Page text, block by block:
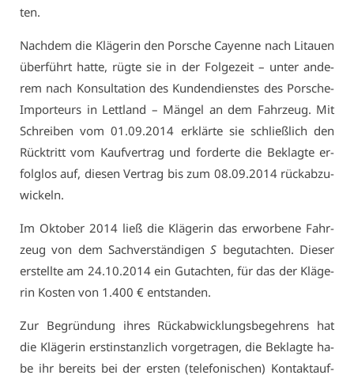
ten.
Nach­dem die Klä­ge­rin den Por­sche Ca­yenne nach Li­tau­en
über­führt hat­te, rüg­te sie in der Fol­ge­zeit – un­ter an­de­
rem nach Kon­sul­ta­ti­on des Kun­den­diens­tes des Por­sche-
Im­por­teurs in Lett­land – Män­gel an dem Fahr­zeug. Mit
Schrei­ben vom 01.09.2014 er­klär­te sie schließ­lich den
Rück­tritt vom Kauf­ver­trag und for­der­te die Be­klag­te er­
folg­los auf, die­sen Ver­trag bis zum 08.09.2014 rück­ab­zu­
wi­ckeln.
Im Ok­to­ber 2014 ließ die Klä­ge­rin das er­wor­be­ne Fahr­
zeug von dem Sach­ver­stän­di­genS be­gut­ach­ten. Die­ser
er­stell­te am 24.10.2014 ein Gut­ach­ten, für das der Klä­ge­
rin Kos­ten von 1.400 € ent­stan­den.
Zur Be­grün­dung ih­res Rück­ab­wick­lungs­be­geh­rens hat
die Klä­ge­rin erst­in­stanz­lich vor­ge­tra­gen, die Be­klag­te ha­
be ihr be­reits bei der ers­ten (te­le­fo­ni­schen) Kon­takt­auf­